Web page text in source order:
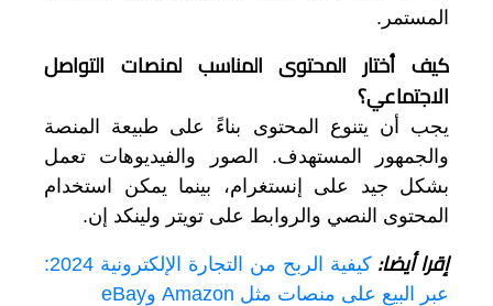
المستمر.
كيف أختار المحتوى المناسب لمنصات التواصل
الاجتماعي؟
يجب أن يتنوع المحتوى بناءً على طبيعة المنصة
والجمهور المستهدف. الصور والفيديوهات تعمل
بشكل جيد على إنستغرام، بينما يمكن استخدام
المحتوى النصي والروابط على تويتر ولينكد إن.
إقرا أيضا:
كيفية الربح من التجارة الإلكترونية 2024:
عبر البيع على منصات مثل Amazon وeBay